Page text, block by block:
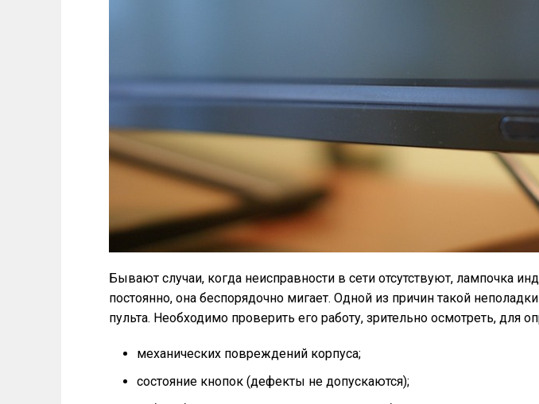
Бывают случаи, когда неисправности в сети отсутствуют, лампочка
постоянно, она беспорядочно мигает. Одной из причин такой
пульта. Необходимо проверить его работу, зрительно осмотреть, для
механических повреждений корпуса;
состояние кнопок (дефекты не допускаются);